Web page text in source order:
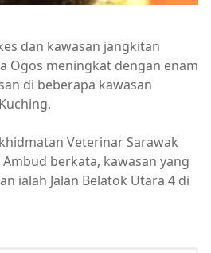
dan kawasan jangkitan
Ogos meningkat dengan enam
di beberapa kawasan
Veterinar Sarawak
Ambud berkata, kawasan yang
ialah Jalan Belatok Utara 4 di